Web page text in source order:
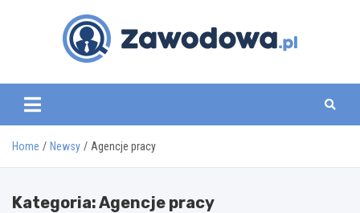
zawodowa.pl
Home Newsy Agencje pracy
Kategoria:Agencje pracy